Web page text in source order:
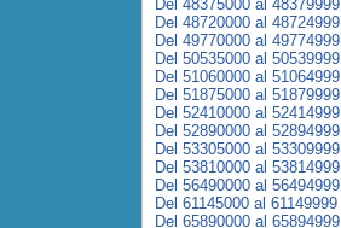
Del 48375000 al 48379999
Del 48720000 al 48724999
Del 49770000 al 49774999
Del 50535000 al 50539999
Del 51060000 al 51064999
Del 51875000 al 51879999
Del 52410000 al 52414999
Del 52890000 al 52894999
Del 53305000 al 53309999
Del 53810000 al 53814999
Del 56490000 al 56494999
Del 61145000 al 61149999
Del 65890000 al 65894999